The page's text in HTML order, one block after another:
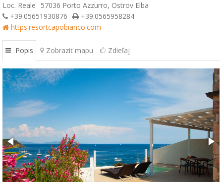
Loc. Reale
57036 Porto Azzurro, Ostrov Elba
+39.05651930876
+39.0565958284
https:resortcapobianco.com
Popis Zobraziť mapu Zdieľaj